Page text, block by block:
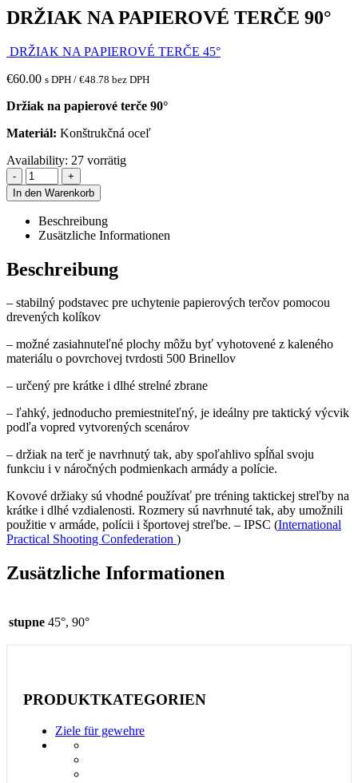
DRŽIAK NA PAPIEROVÉ TERČE 90°
DRŽIAK NA PAPIEROVÉ TERČE 45°
€60.00 s DPH / €48.78 bez DPH
Držiak na papierové terče 90°
Materiál: Konštrukčná oceľ
Availability: 27 vorrätig
-
+
In den Warenkorb
Beschreibung
Zusätzliche Informationen
Beschreibung
– stabilný podstavec pre uchytenie papierových terčov pomocou
drevených kolíkov
– možné zasiahnuteľné plochy môžu byť vyhotovené z kaleného
materiálu o povrchovej tvrdosti 500 Brinellov
– určený pre krátke i dlhé strelné zbrane
– ľahký, jednoducho premiestniteľný, je ideálny pre taktický výcvik
podľa vopred vytvorených scenárov
– držiak na terč je navrhnutý tak, aby spoľahlivo spĺňal svoju
funkciu i v náročných podmienkach armády a polície.
Kovové držiaky sú vhodné používať pre tréning taktickej streľby na
krátke i dlhé vzdialenosti. Rozmery sú navrhnuté tak, aby umožnili
použitie v armáde, polícii i športovej streľbe. – IPSC (International
Practical Shooting Confederation )
Zusätzliche Informationen
stupne 45°, 90°
PRODUKTKATEGORIEN
Ziele für gewehre